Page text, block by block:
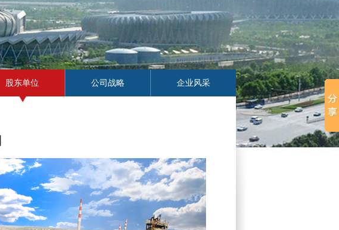
股东单位 公司战略 企业风采